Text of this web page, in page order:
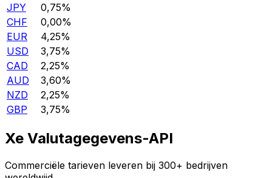
JPY
0,75%
CHF
0,00%
EUR
4,25%
USD
3,75%
CAD
2,25%
AUD
3,60%
NZD
2,25%
GBP
3,75%
Xe Valutagegevens-API
Commerciële tarieven leveren bij 300+ bedrijven